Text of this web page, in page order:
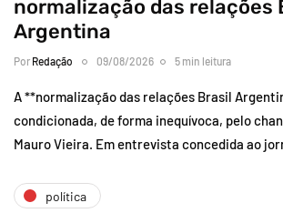
normalização das relações
Argentina
Por Redação 09/08/2026 5 min leitura
A **normalização das relações Brasil
condicionada, de forma inequívoca, pelo
Mauro Vieira. Em entrevista concedida ao
política